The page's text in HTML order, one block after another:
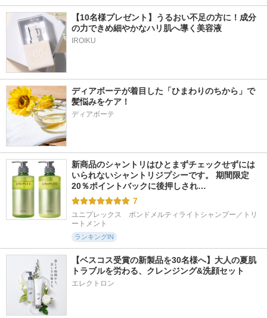
【10名様プレゼント】うるおい不足の方に！成分
の力できめ細やかなハリ肌へ導く美容液
IROIKU
ディアボーテが着目した「ひまわりのちから」で
髪悩みをケア！
ディアボーテ
新商品のシャントリはひとまずチェックせずには
いられないシャントリジプシーです。 期間限定
20％ポイントバックに後押しされ…
7
ユニプレックス　ボンドメルティライトシャンプー／トリ
ートメント
ランキングIN
【ベスコス受賞の新製品を30名様へ】大人の夏肌
トラブルを労わる、クレンジング&洗顔セット
エレクトロン